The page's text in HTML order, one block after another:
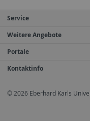
Service
Weitere Angebote
Portale
Kontaktinfo
© 2026 Eberhard Karls